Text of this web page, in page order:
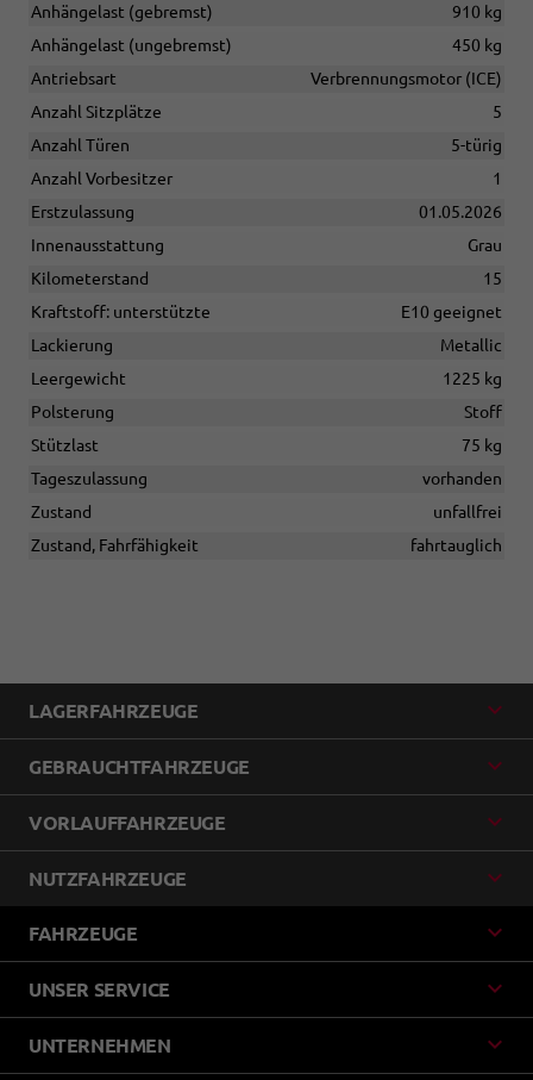
Anhängelast (gebremst)
910 kg
Anhängelast (ungebremst)
450 kg
Antriebsart
Verbrennungsmotor (ICE)
Anzahl Sitzplätze
5
Anzahl Türen
5-türig
Anzahl Vorbesitzer
1
Erstzulassung
01.05.2026
Innenausstattung
Grau
Kilometerstand
15
Kraftstoff: unterstützte
E10 geeignet
Lackierung
Metallic
Leergewicht
1225 kg
Polsterung
Stoff
Stützlast
75 kg
Tageszulassung
vorhanden
Zustand
unfallfrei
Zustand, Fahrfähigkeit
fahrtauglich
LAGERFAHRZEUGE
GEBRAUCHTFAHRZEUGE
VORLAUFFAHRZEUGE
NUTZFAHRZEUGE
FAHRZEUGE
UNSER SERVICE
UNTERNEHMEN